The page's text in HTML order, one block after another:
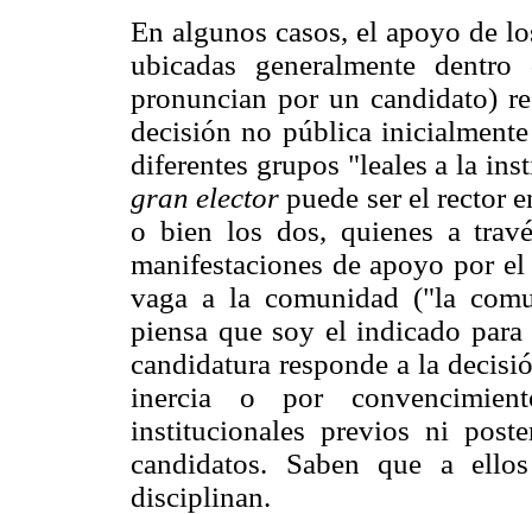
En algunos casos, el apoyo de
ubicadas generalmente
pronuncian por un candidato)
decisión no pública
diferentes grupos "leales a la
gran elector puede ser el rector
o bien los dos, quienes a
manifestaciones de apoyo por
vaga a la comunidad ("la
piensa que soy el indicado
candidatura responde a la
inercia o por
institucionales previos ni
candidatos. Saben que a
disciplinan.